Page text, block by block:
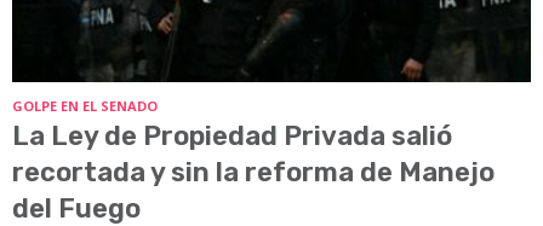
GOLPE EN EL SENADO
La Ley de Propiedad Privada salió
recortada y sin la reforma de Manejo
del Fuego